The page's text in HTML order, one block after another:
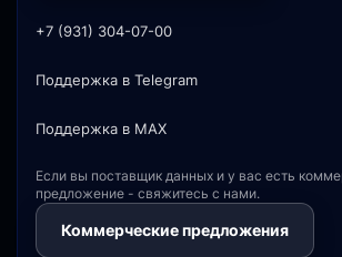
+7 (931) 304-07-00
Поддержка в Telegram
Поддержка в MAX
Если вы поставщик данных и у вас есть
предложение - свяжитесь с нами.
Коммерческие предложения